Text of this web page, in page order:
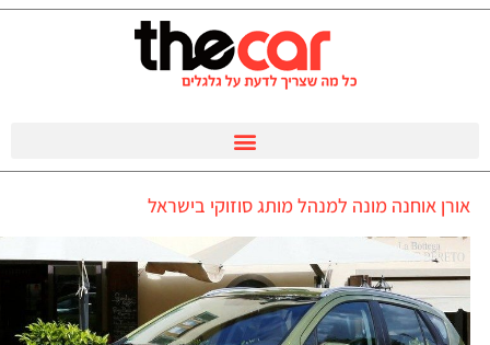
אורן אוחנה מונה למנהל מותג סוזוקי בישראל